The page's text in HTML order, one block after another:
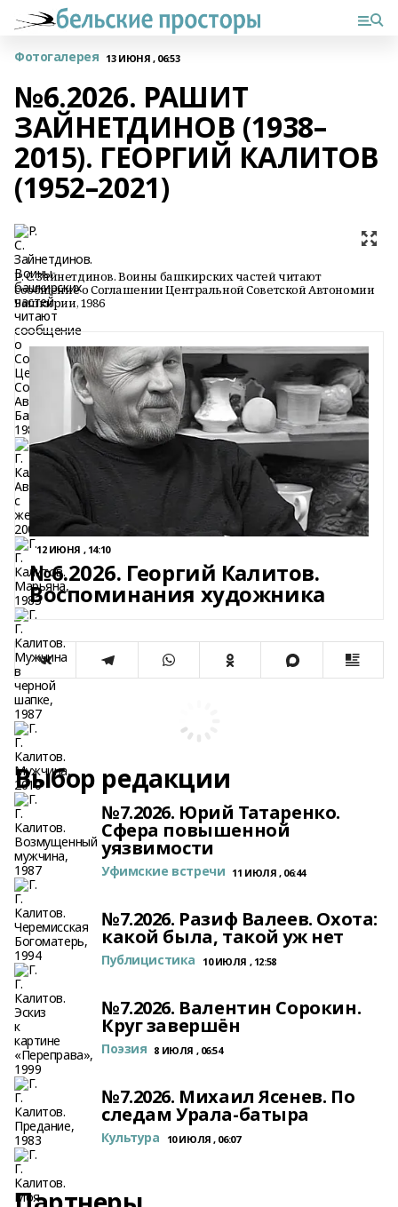
Фотогалерея 13 ИЮНЯ , 06:53
№6.2026. РАШИТ
ЗАЙНЕТДИНОВ (1938–
2015). ГЕОРГИЙ КАЛИТОВ
(1952–2021)
Р. С. Зайнетдинов. Воины башкирских частей читают
сообщение о Соглашении Центральной Советской Автономии
Башкирии, 1986
12 ИЮНЯ , 14:10
№6.2026. Георгий Калитов.
Воспоминания художника
Выбор редакции
№7.2026. Юрий Татаренко.
Сфера повышенной
уязвимости
Уфимские встречи 11 ИЮЛЯ , 06:44
№7.2026. Разиф Валеев. Охота:
какой была, такой уж нет
Публицистика 10 ИЮЛЯ , 12:58
№7.2026. Валентин Сорокин.
Круг завершён
Поэзия 8 ИЮЛЯ , 06:54
№7.2026. Михаил Ясенев. По
следам Урала-батыра
Культура 10 ИЮЛЯ , 06:07